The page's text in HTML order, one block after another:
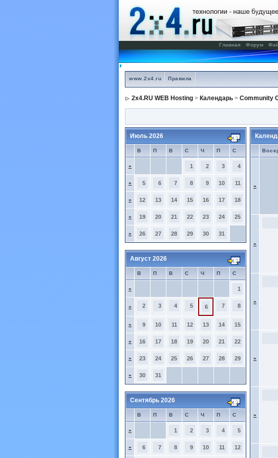
Главная Форум
www.2x4.ru Правила
2x4.RU WEB Hosting > Календарь > Community
Июль 2026
В П В С Ч П С
» 1 2 3 4
» 5 6 7 8 9 10 11
» 12 13 14 15 16 17 18
» 19 20 21 22 23 24 25
» 26 27 28 29 30 31
Август 2026
В П В С Ч П С
» 1
» 2 3 4 5 6 7 8
» 9 10 11 12 13 14 15
» 16 17 18 19 20 21 22
» 23 24 25 26 27 28 29
» 30 31
Сентябрь 2026
В П В С Ч П С
» 1 2 3 4 5
» 6 7 8 9 10 11 12
»
»
»
»
»